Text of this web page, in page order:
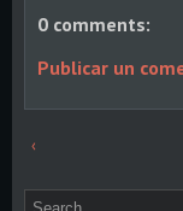
0 comments:
Publicar un
‹